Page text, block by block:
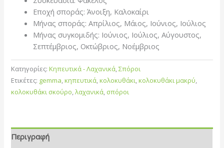
Εποχή σποράς: Άνοιξη, Καλοκαίρι
Μήνας σποράς: Απρίλιος, Μάιος, Ιούνιος, Ιούλιος
Μήνας συγκομιδής: Ιούνιος, Ιούλιος, Αύγουστος,
Σεπτέμβριος, Οκτώβριος, Νοέμβριος
Κατηγορίες:Κηπευτικά - Λαχανικά,Σπόροι
Ετικέτες: gemma,κηπευτικά,κολοκυθάκι,κολοκυθάκι μακρύ,
κολοκυθάκι σκούρο,λαχανικά, σπόροι
Περιγραφή